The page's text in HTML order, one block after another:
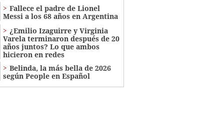
Fallece el padre de Lionel
Messi a los 68 años en Argentina
¿Emilio Izaguirre y Virginia
Varela terminaron después de 20
años juntos? Lo que ambos
hicieron en redes
Belinda, la más bella de 2026
según People en Español